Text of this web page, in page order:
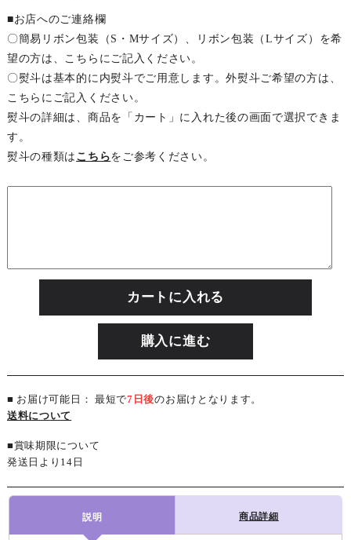
■お店へのご連絡欄
〇簡易リボン包装（S・Mサイズ）、リボン包装（Lサイズ）を希
望の方は、こちらにご記入ください。
〇熨斗は基本的に内熨斗でご用意します。外熨斗ご希望の方は、
こちらにご記入ください。
熨斗の詳細は、商品を「カート」に入れた後の画面で選択できま
す。
熨斗の種類は こちらをご参考ください。
カートに入れる
購入に進む
■ お届け可能日： 最短で7日後のお届けとなります。
送料について
■賞味期限について
発送日より14日
説明 商品詳細